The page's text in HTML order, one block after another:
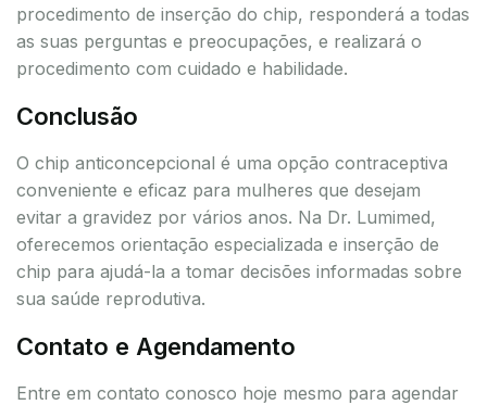
procedimento de inserção do chip, responderá a todas
as suas perguntas e preocupações, e realizará o
procedimento com cuidado e habilidade.
Conclusão
O chip anticoncepcional é uma opção contraceptiva
conveniente e eficaz para mulheres que desejam
evitar a gravidez por vários anos. Na Dr. Lumimed,
oferecemos orientação especializada e inserção de
chip para ajudá-la a tomar decisões informadas sobre
sua saúde reprodutiva.
Contato e Agendamento
Entre em contato conosco hoje mesmo para agendar